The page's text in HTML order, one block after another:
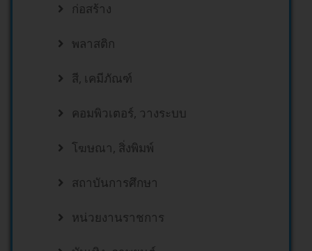
ก่อสร้าง
พลาสติก
สี, เคมีภัณฑ์
คอมพิวเตอร์, วางระบบ
โฆษณา, สิ่งพิมพ์
สถาบันการศึกษา
หน่วยงานราชการ